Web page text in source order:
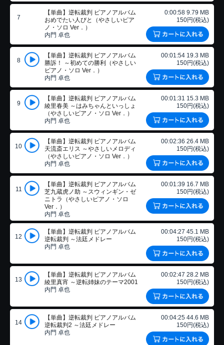
7
【単曲】逆転裁判 ピアノアルバム
おめでたい人びと（やさしいピア
ノ・ソロ Ver．）
内門 卓也
0:00:58 9.79 MB
150円(税込)
8
【単曲】逆転裁判 ピアノアルバム
勝訴！ ～初めての勝利（やさしい
ピアノ・ソロ Ver．）
内門 卓也
00:01:54 19.3 MB
150円(税込)
9
【単曲】逆転裁判 ピアノアルバム
綾里春美 ～はみちゃんといっしょ
（やさしいピアノ・ソロ Ver．）
内門 卓也
00:01:31 15.3 MB
150円(税込)
10
【単曲】逆転裁判 ピアノアルバム
天流斎エリス ～やさしいメロディ
（やさしいピアノ・ソロ Ver．）
内門 卓也
00:02:36 26.4 MB
150円(税込)
11
【単曲】逆転裁判 ピアノアルバム
芝九蔵虎ノ助 ～スウィンギン・ゼ
ニトラ（やさしいピアノ・ソロ
Ver．）
内門 卓也
00:01:39 16.7 MB
150円(税込)
12
【単曲】逆転裁判 ピアノアルバム
逆転裁判 ～法廷メドレー
内門 卓也
00:04:27 45.1 MB
150円(税込)
13
【単曲】逆転裁判 ピアノアルバム
綾里真宵 ～逆転姉妹のテーマ2001
内門 卓也
00:02:47 28.2 MB
150円(税込)
14
【単曲】逆転裁判 ピアノアルバム
逆転裁判2 ～法廷メドレー
内門 卓也
00:04:25 44.6 MB
150円(税込)